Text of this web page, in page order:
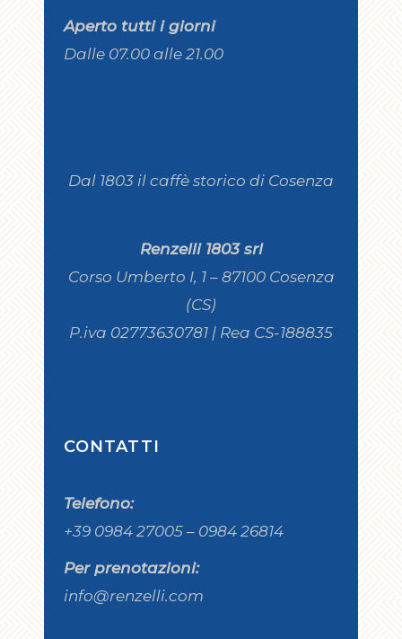
Aperto tutti i giorni
Dalle 07.00 alle 21.00
Dal 1803 il caffè storico di Cosenza
Renzelli 1803 srl
Corso Umberto I, 1 – 87100 Cosenza
(CS)
P.iva 02773630781 | Rea CS-188835
CONTATTI
Telefono:
+39 0984 27005 – 0984 26814
Per prenotazioni:
info@renzelli.com